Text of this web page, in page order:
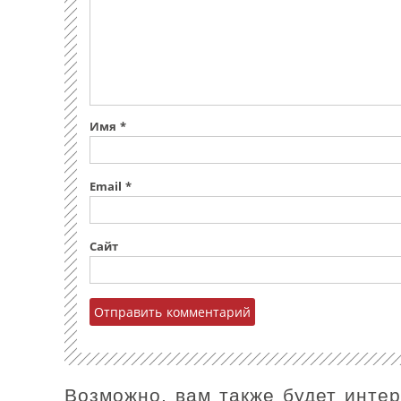
Имя *
Email *
Сайт
Возможно, вам также будет